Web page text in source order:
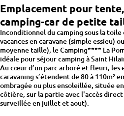
Emplacement pour
camping-car de petite
Inconditionnel du camping sous la
vacances en caravane (simple essieu)
moyenne taille), le Camping**** La
idéale pour séjour camping à Saint
Au cœur d’un parc arboré et fleuri, les
caravaning s’étendent de 80 à 110m²
ombragée ou plus ensoleillée, située
côtière, sur la partie avec l'accès
surveillée en juillet et aout).